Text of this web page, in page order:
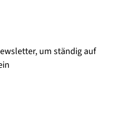
um ständig auf